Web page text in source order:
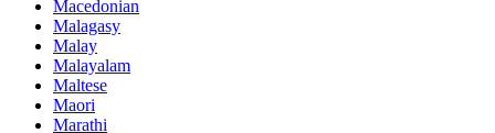
Macedonian
Malagasy
Malay
Malayalam
Maltese
Maori
Marathi